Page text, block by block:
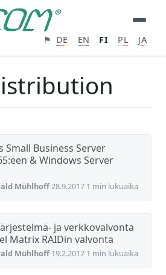
⚑ DE EN FI PL JA
Small Business Server
& Windows Server
Mühlhoff·28.9.2017· 1 min lukuaika
ja verkkovalvonta
Matrix RAIDin valvonta
Mühlhoff·19.2.2017· 1 min lukuaika